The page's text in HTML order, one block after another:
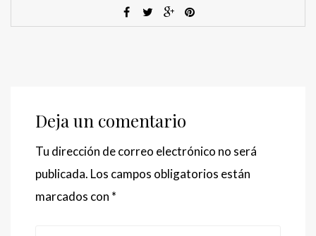
Deja un comentario
Tu dirección de correo electrónico no será
publicada. Los campos obligatorios están
marcados con *